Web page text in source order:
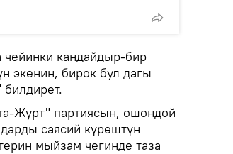
кандайдыр-бир
экенин, бирок бул дагы
Журт" партиясын, ошондой
саясий күрөштүн
мыйзам чегинде таза